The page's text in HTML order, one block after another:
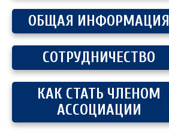
ОБЩАЯ ИНФОРМАЦИЯ
СОТРУДНИЧЕСТВО
КАК СТАТЬ ЧЛЕНОМ
АССОЦИАЦИИ